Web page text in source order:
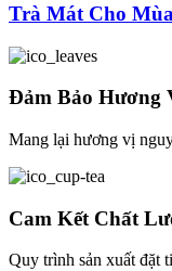
Trà Mát Cho
Đảm Bảo Hương
Mang lại hương vị
Cam Kết Chất
Quy trình sản xuất đặt